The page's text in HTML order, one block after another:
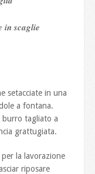
in scaglie
setacciate in una
a fontana.
burro tagliato a
grattugiata.
la lavorazione
riposare